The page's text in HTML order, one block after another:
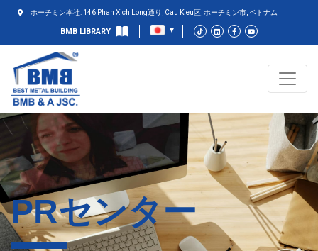
ホーチミン本社: 146 Phan Xich Long通り, Cau Kieu区, ホーチミン市, ベトナム
BMB LIBRARY
PRセンター